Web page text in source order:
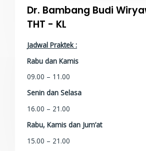
Dr. Bambang Budi
THT - KL
Jadwal Praktek :
Rabu dan Kamis
09.00 – 11.00
Senin dan Selasa
16.00 – 21.00
Rabu, Kamis dan Jum’at
15.00 – 21.00